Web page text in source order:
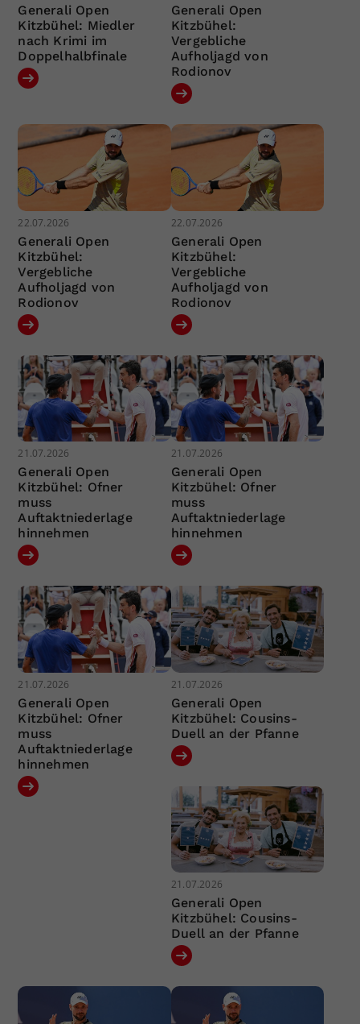
Generali Open
Kitzbühel: Miedler
nach Krimi im
Doppelhalbfinale
Generali Open
Kitzbühel:
Vergebliche
Aufholjagd von
Rodionov
22.07.2026
Generali Open
Kitzbühel:
Vergebliche
Aufholjagd von
Rodionov
22.07.2026
Generali Open
Kitzbühel:
Vergebliche
Aufholjagd von
Rodionov
21.07.2026
Generali Open
Kitzbühel: Ofner
muss
Auftaktniederlage
hinnehmen
21.07.2026
Generali Open
Kitzbühel: Ofner
muss
Auftaktniederlage
hinnehmen
21.07.2026
Generali Open
Kitzbühel: Ofner
muss
Auftaktniederlage
hinnehmen
21.07.2026
Generali Open
Kitzbühel: Cousins-
Duell an der Pfanne
21.07.2026
Generali Open
Kitzbühel: Cousins-
Duell an der Pfanne